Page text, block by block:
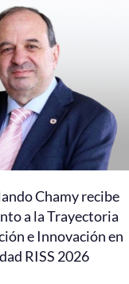
Chamy recibe
a la Trayectoria
e Innovación en
RISS 2026